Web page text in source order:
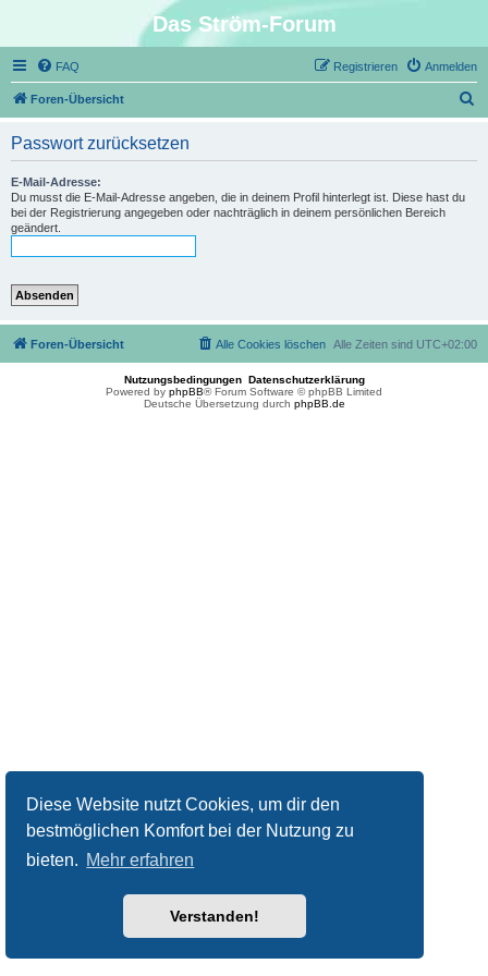
Diese Website nutzt Cookies, um dir den
bestmöglichen Komfort bei der Nutzung zu
bieten. Mehr erfahren
Verstanden!
Das Ström-Forum
FAQ Anmelden
Registrieren
Foren-Übersicht
Passwort zurücksetzen
E-Mail-Adresse:
Du musst die E-Mail-Adresse angeben, die in deinem Profil hinterlegt ist. Diese hast du
bei der Registrierung angegeben oder nachträglich in deinem persönlichen Bereich
geändert.
Foren-Übersicht Alle Zeiten sind UTC+02:00
Alle Cookies löschen
Nutzungsbedingungen Datenschutzerklärung
Powered by phpBB® Forum Software © phpBB Limited
Deutsche Übersetzung durch phpBB.de